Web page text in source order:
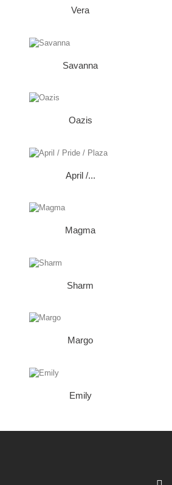
Vera
Savanna
Oazis
April /...
Magma
Sharm
Margo
Emily